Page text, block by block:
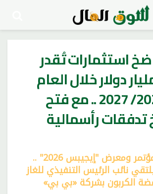
استثمارات تُقدر
1.5 مليار دولار خلال العام
المالي 2026/ 2027 .. مع فتح
تدفقات رأسمالية
على هامش مؤتمر ومعرض "إيجيبس 2026" ..
نائب الرئيس التنفيذي للغاز
الكربون بشركة «بي بي»